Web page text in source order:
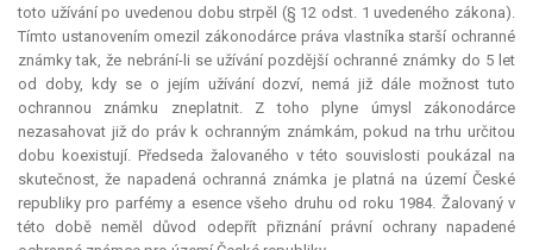
toto užívání po uvedenou dobu strpěl (§ 12 odst. 1 uvedeného zákona).
Tímto ustanovením omezil zákonodárce práva vlastníka starší ochranné
známky tak, že nebrání-li se užívání pozdější ochranné známky do 5 let
od doby, kdy se o jejím užívání dozví, nemá již dále možnost tuto
ochrannou známku zneplatnit. Z toho plyne úmysl zákonodárce
nezasahovat již do práv k ochranným známkám, pokud na trhu určitou
dobu koexistují. Předseda žalovaného v této souvislosti poukázal na
skutečnost, že napadená ochranná známka je platná na území České
republiky pro parfémy a esence všeho druhu od roku 1984. Žalovaný v
této době neměl důvod odepřít přiznání právní ochrany napadené